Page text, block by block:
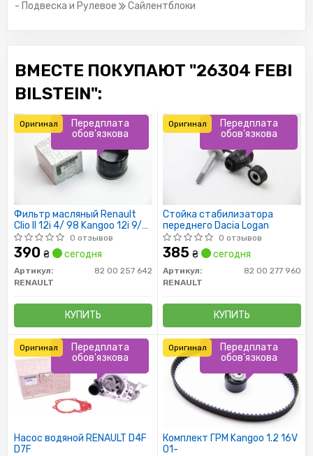
- Подвеска и Рулевое
Сайлентблоки
ВМЕСТЕ ПОКУПАЮТ "26304 FEBI
BILSTEIN":
Фильтр масляный Renault
Clio II 12i 4/ 98 Kangoo 12i 9/
97
0 отзывов
390 ₴ сегодня
Артикул:
82 00 257 642
RENAULT
КУПИТЬ
Передплата
обов'язкова
Оригинал
Стойка стабилизатора
переднего Dacia Logan
0 отзывов
385 ₴ сегодня
Артикул:
82 00 277 960
RENAULT
КУПИТЬ
Передплата
обов'язкова
Оригинал
Насос водяной RENAULT D4F
D7F
Передплата
обов'язкова
Оригинал
Комплект ГРМ Kangoo 1.2 16V
01-
Передплата
обов'язкова
Оригинал